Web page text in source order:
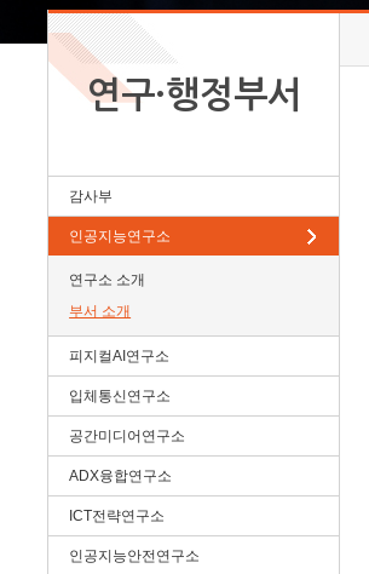
연구·행정부서
감사부
인공지능연구소
연구소 소개
부서 소개
피지컬AI연구소
입체통신연구소
공간미디어연구소
ADX융합연구소
ICT전략연구소
인공지능안전연구소